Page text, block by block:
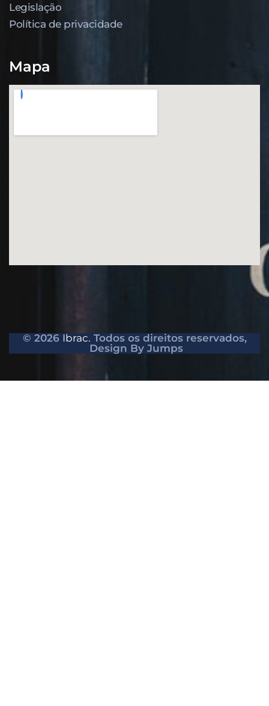
Legislação
Política de privacidade
Mapa
© 2026 Ibrac. Todos os direitos reservados,
Design By Jumps